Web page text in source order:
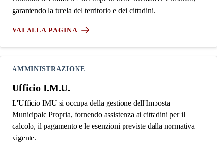
garantendo la tutela del territorio e dei cittadini.
VAI ALLA PAGINA
AMMINISTRAZIONE
Ufficio I.M.U.
L'Ufficio IMU si occupa della gestione dell'Imposta
Municipale Propria, fornendo assistenza ai cittadini per il
calcolo, il pagamento e le esenzioni previste dalla normativa
vigente.